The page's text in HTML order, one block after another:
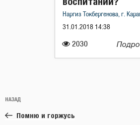
2030
Наргиз Токбергенова, г.
31.01.2018 14:38
по
записям
Предыдущая
запись:
НАЗАД
Помню и горжусь